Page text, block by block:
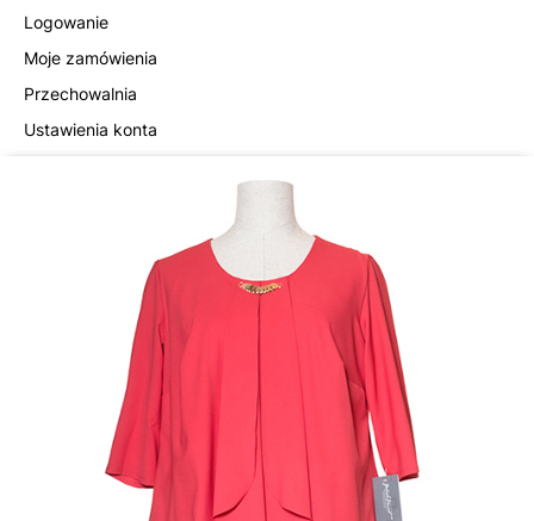
Logowanie
Moje zamówienia
Przechowalnia
Ustawienia konta
Dane do przelewu
SzafaAni.pl
PPH Tradex Anna Nalewajko